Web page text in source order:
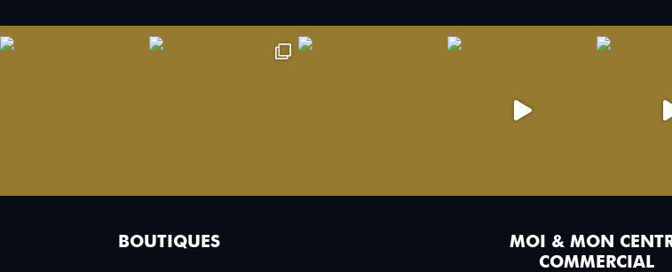
BOUTIQUES
MOI & MON
COMMERCIAL